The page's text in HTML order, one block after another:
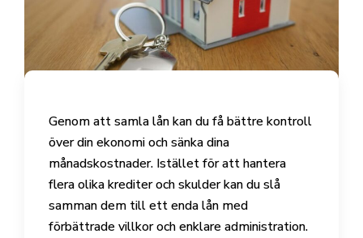
Genom att samla lån kan du få bättre kontroll
över din ekonomi och sänka dina
månadskostnader. Istället för att hantera
flera olika krediter och skulder kan du slå
samman dem till ett enda lån med
förbättrade villkor och enklare administration.